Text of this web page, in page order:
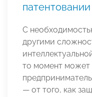
патентовании
С
другими
то момент может
— от того, как